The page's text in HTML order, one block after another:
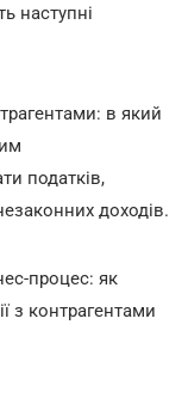
наступні
в який
податків,
доходів.
процес: як
з контрагентами